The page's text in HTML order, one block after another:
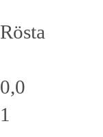
Rösta
0,0
1